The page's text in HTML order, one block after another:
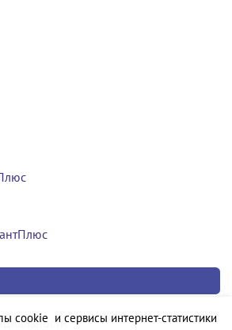
cookie и сервисы интернет-статистики